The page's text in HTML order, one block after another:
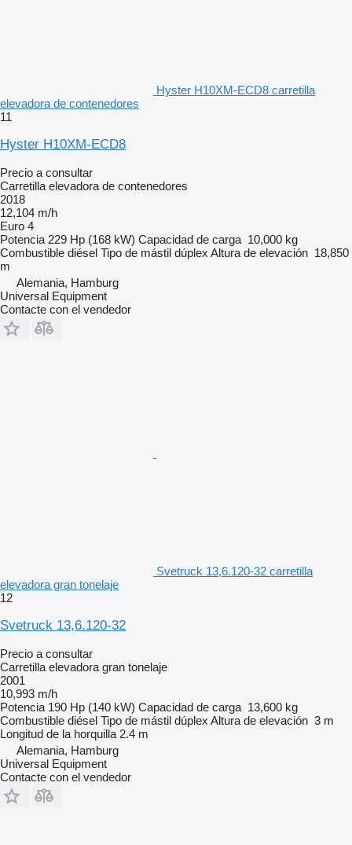
Hyster H10XM-ECD8 carretilla
elevadora de contenedores
11
Hyster H10XM-ECD8
Precio a consultar
Carretilla elevadora de contenedores
2018
12,104 m/h
Euro 4
Potencia 229 Hp (168 kW) Capacidad de carga 10,000 kg
Combustible diésel Tipo de mástil dúplex Altura de elevación 18,850
m
Alemania, Hamburg
Universal Equipment
Contacte con el vendedor
Svetruck 13,6.120-32 carretilla
elevadora gran tonelaje
12
Svetruck 13,6.120-32
Precio a consultar
Carretilla elevadora gran tonelaje
2001
10,993 m/h
Potencia 190 Hp (140 kW) Capacidad de carga 13,600 kg
Combustible diésel Tipo de mástil dúplex Altura de elevación 3 m
Longitud de la horquilla 2.4 m
Alemania, Hamburg
Universal Equipment
Contacte con el vendedor